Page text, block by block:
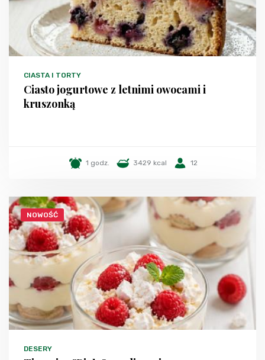
CIASTA I TORTY
Ciasto jogurtowe z letnimi owocami i
kruszonką
1 godz. 3429 kcal 12
NOWOŚĆ
DESERY